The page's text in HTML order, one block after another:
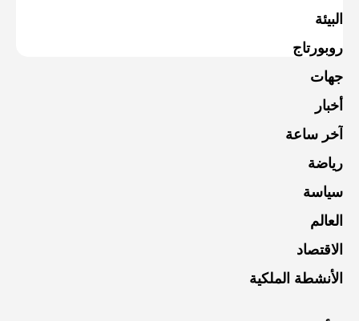
البيئة
روبورتاج
جهات
أخبار
آخر ساعة
رياضة
سياسة
العالم
الاقتصاد
الأنشطة الملكية